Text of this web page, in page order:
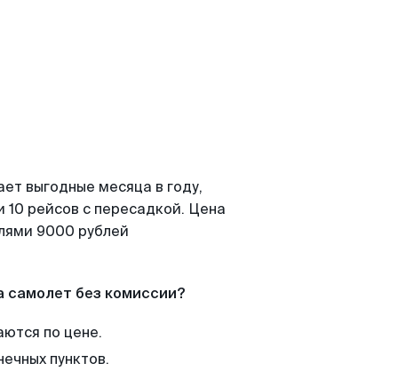
выгодные месяца в году,
рейсов с пересадкой. Цена
9000 рублей
самолет без комиссии?
по цене.
пунктов.